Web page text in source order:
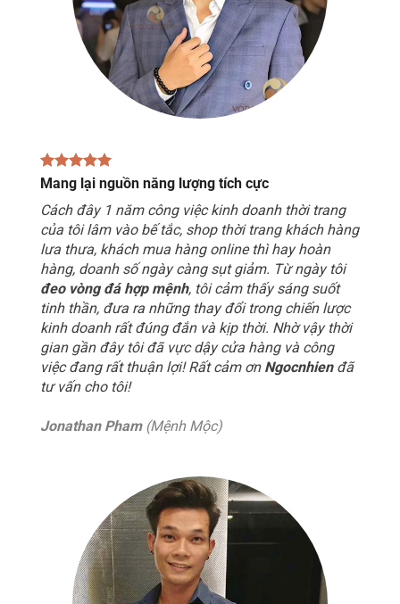
Mang lại nguồn năng lượng tích cực
Cách đây 1 năm công việc kinh doanh thời trang
của tôi lâm vào bế tắc, shop thời trang khách hàng
lưa thưa, khách mua hàng online thì hay hoàn
hàng, doanh số ngày càng sụt giảm. Từ ngày tôi
đeo vòng đá hợp mệnh, tôi cảm thấy sáng suốt
tinh thần, đưa ra những thay đổi trong chiến lược
kinh doanh rất đúng đắn và kịp thời. Nhờ vậy thời
gian gần đây tôi đã vực dậy cửa hàng và công
việc đang rất thuận lợi! Rất cảm ơn Ngocnhienđã
tư vấn cho tôi!
Jonathan Pham(Mệnh Mộc)